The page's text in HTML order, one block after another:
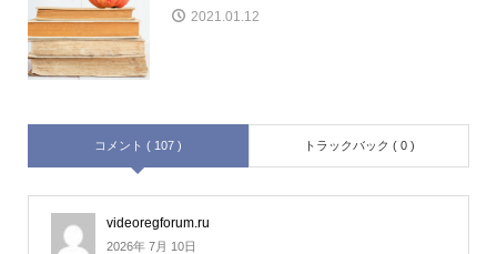
2021.01.12
コメント ( 107 ) トラックバック ( 0 )
videoregforum.ru
2026年 7月 10日